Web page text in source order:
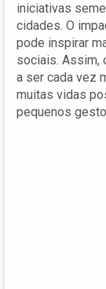
iniciativas
cidades. O
pode inspirar
sociais. Assim,
a ser cada vez
muitas vidas
pequenos